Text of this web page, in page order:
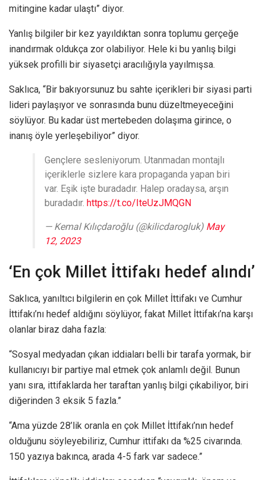
mitingine kadar ulaştı” diyor.
Yanlış bilgiler bir kez yayıldıktan sonra toplumu gerçeğe
inandırmak oldukça zor olabiliyor. Hele ki bu yanlış bilgi
yüksek profilli bir siyasetçi aracılığıyla yayılmışsa.
Saklıca, “Bir bakıyorsunuz bu sahte içerikleri bir siyasi parti
lideri paylaşıyor ve sonrasında bunu düzeltmeyeceğini
söylüyor. Bu kadar üst mertebeden dolaşıma girince, o
inanış öyle yerleşebiliyor” diyor.
Gençlere sesleniyorum. Utanmadan montajlı
içeriklerle sizlere kara propaganda yapan biri
var. Eşik işte buradadır. Halep oradaysa, arşın
buradadır. https://t.co/IteUzJMQGN
— Kemal Kılıçdaroğlu (@kilicdarogluk) May
12, 2023
‘En çok Millet İttifakı hedef alındı’
Saklıca, yanıltıcı bilgilerin en çok Millet İttifakı ve Cumhur
İttifakı’nı hedef aldığını söylüyor, fakat Millet İttifakı’na karşı
olanlar biraz daha fazla:
“Sosyal medyadan çıkan iddiaları belli bir tarafa yormak, bir
kullanıcıyı bir partiye mal etmek çok anlamlı değil. Bunun
yanı sıra, ittifaklarda her taraftan yanlış bilgi çıkabiliyor, biri
diğerinden 3 eksik 5 fazla.”
“Ama yüzde 28’lik oranla en çok Millet İttifakı’nın hedef
olduğunu söyleyebiliriz, Cumhur ittifakı da %25 civarında.
150 yazıya bakınca, arada 4-5 fark var sadece.”